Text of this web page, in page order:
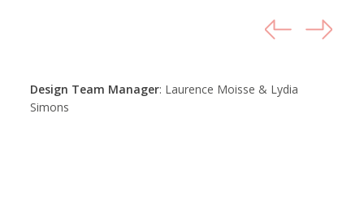
Design Team Manager: Laurence Moisse & Lydia
Simons